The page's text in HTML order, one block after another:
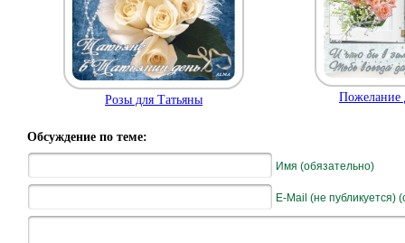
Розы для Татьяны Пожелание
Обсуждение по теме:
Имя (обязательно)
E-Mail (не публикуется)